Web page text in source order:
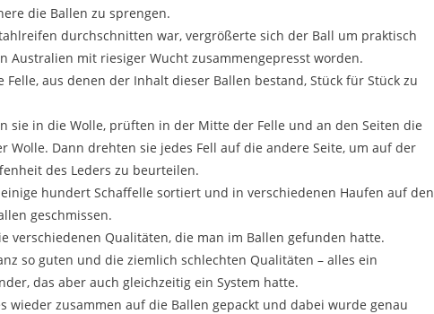
die Ballen zu sprengen.
durchschnitten war, vergrößerte sich der Ball um praktisch
Australien mit riesiger Wucht zusammengepresst worden.
Felle, aus denen der Inhalt dieser Ballen bestand, Stück für Stück zu
sie in die Wolle, prüften in der Mitte der Felle und an den Seiten die
Wolle. Dann drehten sie jedes Fell auf die andere Seite, um auf der
des Leders zu beurteilen.
hundert Schaffelle sortiert und in verschiedenen Haufen auf den
geschmissen.
verschiedenen Qualitäten, die man im Ballen gefunden hatte.
so guten und die ziemlich schlechten Qualitäten – alles ein
das aber auch gleichzeitig ein System hatte.
wieder zusammen auf die Ballen gepackt und dabei wurde genau